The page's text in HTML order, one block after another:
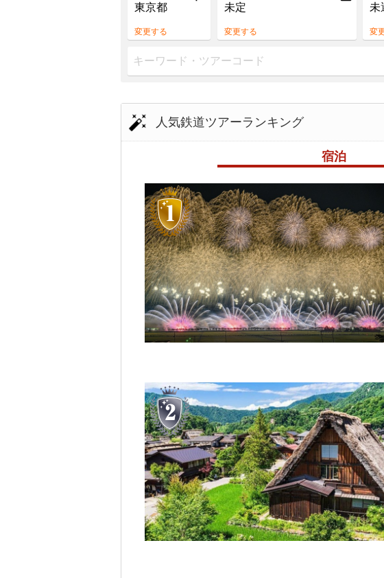
東京都
変更する
未定
変更する
未
変
人気鉄道ツアーランキング
宿泊